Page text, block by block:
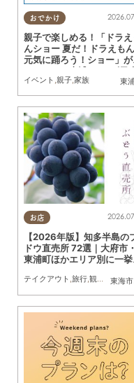
おでかけ
東
親子で楽しめる！「ドラえ
んショー 夏だ！ドラえも
元気に踊ろう！ショー」が
オンモール東浦で7/19(日)
催
イベント 親子 家族
お店
【2026年版】知多半島の
ドウ直売所 72選｜大府市・
東浦町ほかエリア別に一挙
テイクアウト ,旅行,観光 アウト